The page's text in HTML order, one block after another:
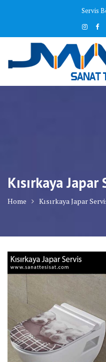
Servis
Kısırkaya Japar
Home Kısırkaya Japar